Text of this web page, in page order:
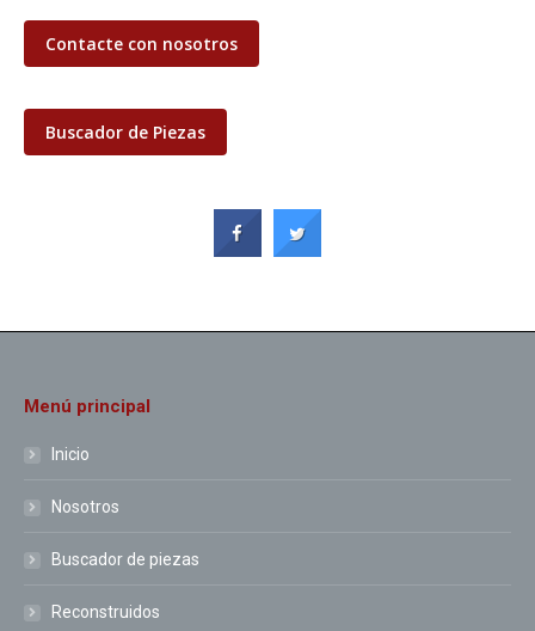
Contacte con nosotros
Buscador de Piezas
Menú principal
Inicio
Nosotros
Buscador de piezas
Reconstruidos